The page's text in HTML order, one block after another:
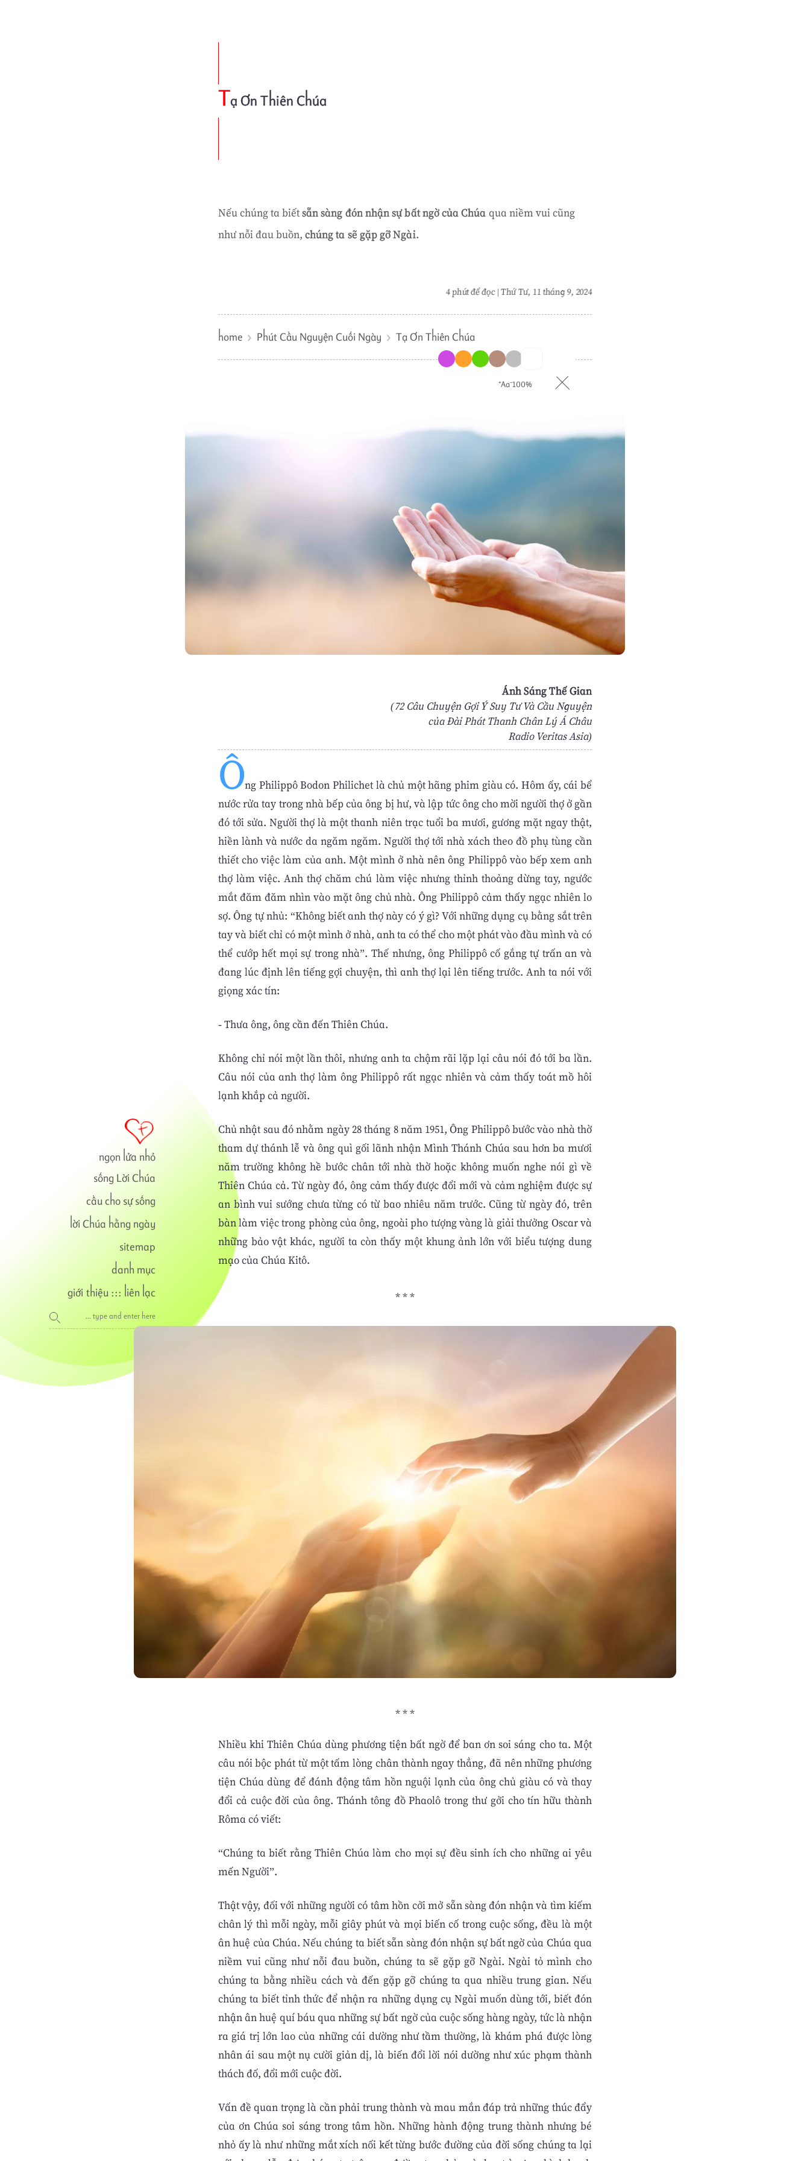
ngọn lửa nhỏ
sống Lời Chúa
cầu cho sự sống
lời Chúa hằng ngày
sitemap
danh mục
giới thiệu ::: liên lạc
Tạ Ơn Thiên Chúa
Nếu chúng ta biếtsẵn sàng đón nhận sự bất ngờ của Chúa qua niềm vui cũng
như nỗi đau buồn, chúng ta sẽ gặp gỡ Ngài.
4 phút để đọc|Thứ Tư, 11 tháng 9, 2024
home Phút Cầu Nguyện Cuối Ngày Tạ Ơn Thiên Chúa
⁺Aa⁻100%
Ánh Sáng Thế Gian
(72 Câu Chuyện Gợi Ý Suy Tư Và Cầu Nguyện
của Ðài Phát Thanh Chân Lý Á Châu
Radio Veritas Asia)
Ông Philippô Bodon Philichet là chủ một hãng phim giàu có. Hôm ấy, cái bể
nước rửa tay trong nhà bếp của ông bị hư, và lập tức ông cho mời người thợ ở gần
đó tới sửa. Người thợ là một thanh niên trạc tuổi ba mươi, gương mặt ngay thật,
hiền lành và nước da ngăm ngăm. Người thợ tới nhà xách theo đồ phụ tùng cần
thiết cho việc làm của anh. Một mình ở nhà nên ông Philippô vào bếp xem anh
thợ làm việc. Anh thợ chăm chú làm việc nhưng thỉnh thoảng dừng tay, ngước
mắt đăm đăm nhìn vào mặt ông chủ nhà. Ông Philippô cảm thấy ngạc nhiên lo
sợ. Ông tự nhủ: “Không biết anh thợ này có ý gì? Với những dụng cụ bằng sắt trên
tay và biết chỉ có một mình ở nhà, anh ta có thể cho một phát vào đầu mình và có
thể cướp hết mọi sự trong nhà”. Thế nhưng, ông Philippô cố gắng tự trấn an và
đang lúc định lên tiếng gợi chuyện, thì anh thợ lại lên tiếng trước. Anh ta nói với
giọng xác tín:
- Thưa ông, ông cần đến Thiên Chúa.
Không chỉ nói một lần thôi, nhưng anh ta chậm rãi lặp lại câu nói đó tới ba lần.
Câu nói của anh thợ làm ông Philippô rất ngạc nhiên và cảm thấy toát mồ hôi
lạnh khắp cả người.
Chủ nhật sau đó nhằm ngày 28 tháng 8 năm 1951, Ông Philippô bước vào nhà thờ
tham dự thánh lễ và ông quì gối lãnh nhận Mình Thánh Chúa sau hơn ba mươi
năm trường không hề bước chân tới nhà thờ hoặc không muốn nghe nói gì về
Thiên Chúa cả. Từ ngày đó, ông cảm thấy được đổi mới và cảm nghiệm được sự
an bình vui sướng chưa từng có từ bao nhiêu năm trước. Cũng từ ngày đó, trên
bàn làm việc trong phòng của ông, ngoài pho tượng vàng là giải thưởng Oscar và
những bảo vật khác, người ta còn thấy một khung ảnh lớn với biểu tượng dung
mạo của Chúa Kitô.
* * *
* * *
Nhiều khi Thiên Chúa dùng phương tiện bất ngờ để ban ơn soi sáng cho ta. Một
câu nói bộc phát từ một tấm lòng chân thành ngay thẳng, đã nên những phương
tiện Chúa dùng để đánh động tâm hồn nguội lạnh của ông chủ giàu có và thay
đổi cả cuộc đời của ông. Thánh tông đồ Phaolô trong thư gởi cho tín hữu thành
Rôma có viết:
“Chúng ta biết rằng Thiên Chúa làm cho mọi sự đều sinh ích cho những ai yêu
mến Người”.
Thật vậy, đối với những người có tâm hồn cởi mở sẵn sàng đón nhận và tìm kiếm
chân lý thì mỗi ngày, mỗi giây phút và mọi biến cố trong cuộc sống, đều là một
ân huệ của Chúa. Nếu chúng ta biết sẵn sàng đón nhận sự bất ngờ của Chúa qua
niềm vui cũng như nỗi đau buồn, chúng ta sẽ gặp gỡ Ngài. Ngài tỏ mình cho
chúng ta bằng nhiều cách và đến gặp gỡ chúng ta qua nhiều trung gian. Nếu
chúng ta biết tỉnh thức để nhận ra những dụng cụ Ngài muốn dùng tới, biết đón
nhận ân huệ quí báu qua những sự bất ngờ của cuộc sống hàng ngày, tức là nhận
ra giá trị lớn lao của những cái dường như tầm thường, là khám phá được lòng
nhân ái sau một nụ cười giản dị, là biến đổi lời nói dường như xúc phạm thành
thách đố, đổi mới cuộc đời.
Vấn đề quan trọng là cần phải trung thành và mau mắn đáp trả những thúc đẩy
của ơn Chúa soi sáng trong tâm hồn. Những hành động trung thành nhưng bé
nhỏ ấy là như những mắt xích nối kết từng bước đường của đời sống chúng ta lại